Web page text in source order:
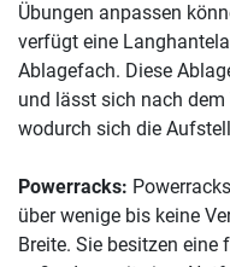
Übungen anpassen
verfügt eine
Ablagefach. Diese
und lässt sich nach
wodurch sich die
Powerracks:
über wenige bis keine
Breite. Sie besitzen eine